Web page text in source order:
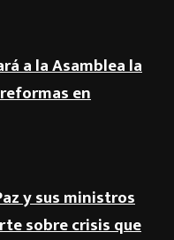
a la Asamblea la
en
y sus ministros
sobre crisis que